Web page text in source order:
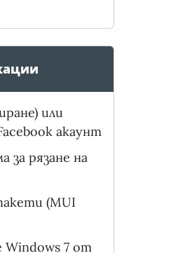
или
акаунт
за рязане на
(MUI
Windows 7 от